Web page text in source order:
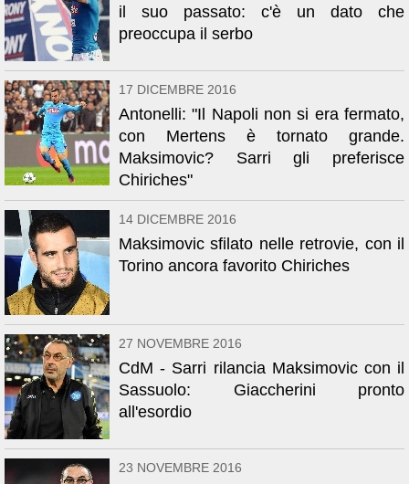
il suo passato: c'è un dato che
preoccupa il serbo
17 DICEMBRE 2016
Antonelli: "Il Napoli non si era fermato,
con Mertens è tornato grande.
Maksimovic? Sarri gli preferisce
Chiriches"
14 DICEMBRE 2016
Maksimovic sfilato nelle retrovie, con il
Torino ancora favorito Chiriches
27 NOVEMBRE 2016
CdM - Sarri rilancia Maksimovic con il
Sassuolo: Giaccherini pronto
all'esordio
23 NOVEMBRE 2016